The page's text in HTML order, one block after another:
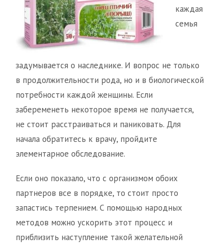
каждая
семья
задумывается о наследнике. И вопрос не только
в продолжительности рода, но и в биологической
потребности каждой женщины. Если
забеременеть некоторое время не получается,
не стоит расстраиваться и паниковать. Для
начала обратитесь к врачу, пройдите
элементарное обследование.
Если оно показало, что с организмом обоих
партнеров все в порядке, то стоит просто
запастись терпением. С помощью народных
методов можно ускорить этот процесс и
приблизить наступление такой желательной